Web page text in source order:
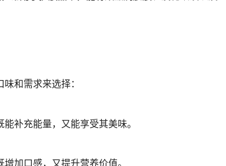
和需求来选择：
补充能量，又能享受其美味。
加口感，又提升营养价值。